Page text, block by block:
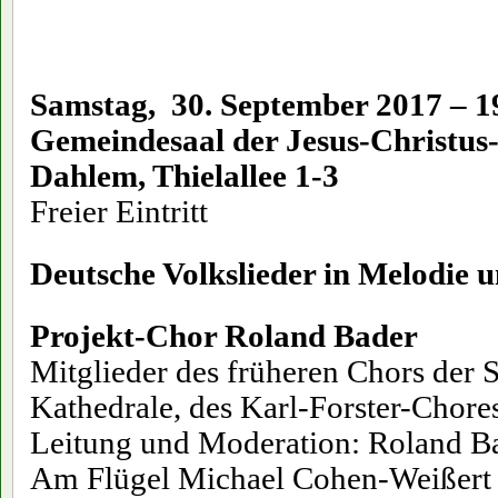
Samstag, 30. September 2017 –
Gemeindesaal der Jesus-
Dahlem, Thielallee 1-3
Freier Eintritt
Deutsche Volkslieder in Melodie
Projekt-Chor Roland Bader
Mitglieder des früheren Chors der
Kathedrale, des Karl-Forster-
Leitung und Moderation: Roland
Am Flügel Michael Cohen-Weißert